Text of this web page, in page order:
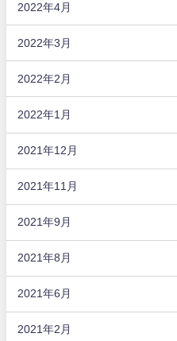
2022年4月
2022年3月
2022年2月
2022年1月
2021年12月
2021年11月
2021年9月
2021年8月
2021年6月
2021年2月